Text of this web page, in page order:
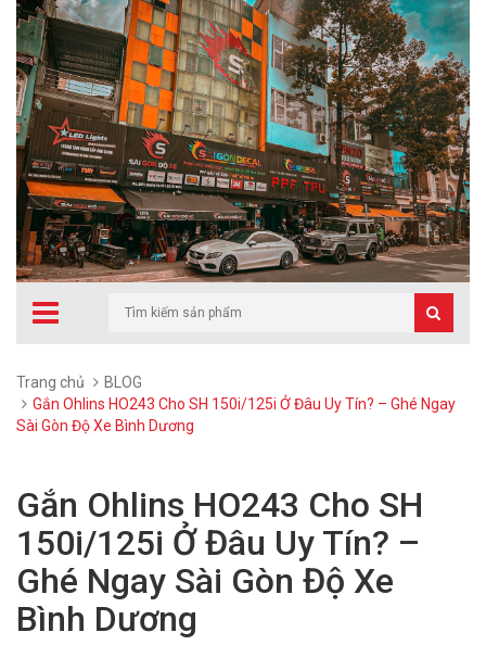
Trang chủ
BLOG
Gắn Ohlins HO243 Cho SH 150i/125i Ở Đâu Uy Tín? – Ghé Ngay
Sài Gòn Độ Xe Bình Dương
Gắn Ohlins HO243 Cho SH
150i/125i Ở Đâu Uy Tín? –
Ghé Ngay Sài Gòn Độ Xe
Bình Dương